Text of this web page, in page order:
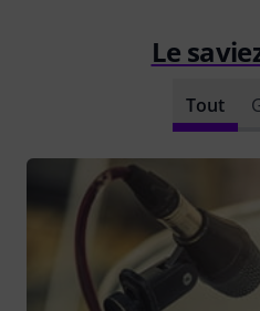
Le
Tout